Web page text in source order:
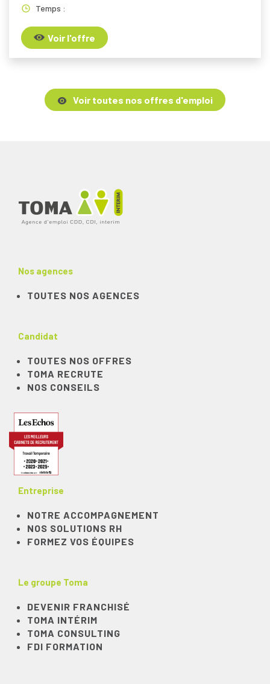
Temps :
Voir l'offre
Voir toutes nos offres d'emploi
Nos agences
TOUTES NOS AGENCES
Candidat
TOUTES NOS OFFRES
TOMA RECRUTE
NOS CONSEILS
Entreprise
NOTRE ACCOMPAGNEMENT
NOS SOLUTIONS RH
FORMEZ VOS ÉQUIPES
Le groupe Toma
DEVENIR FRANCHISÉ
TOMA INTÉRIM
TOMA CONSULTING
FDI FORMATION